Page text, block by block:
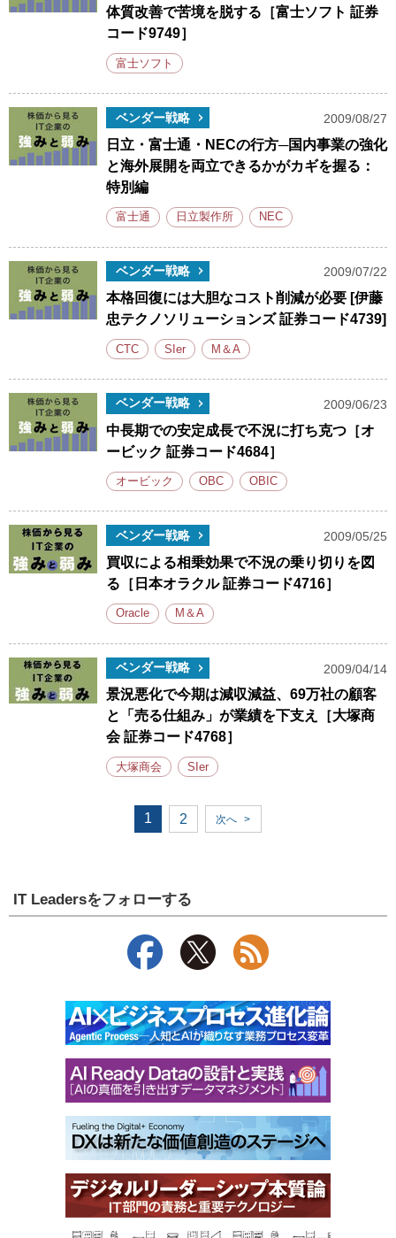
体質改善で苦境を脱する［富士ソフト 証券
コード9749］
富士ソフト
ベンダー戦略 2009/08/27
日立・富士通・NECの行方─国内事業の強化
と海外展開を両立できるかがカギを握る：
特別編
富士通 日立製作所 NEC
ベンダー戦略 2009/07/22
本格回復には大胆なコスト削減が必要 [伊藤
忠テクノソリューションズ 証券コード4739]
CTC SIer M＆A
ベンダー戦略 2009/06/23
中長期での安定成長で不況に打ち克つ［オ
ービック 証券コード4684］
オービック OBC OBIC
ベンダー戦略 2009/05/25
買収による相乗効果で不況の乗り切りを図
る［日本オラクル 証券コード4716］
Oracle M＆A
ベンダー戦略 2009/04/14
景況悪化で今期は減収減益、69万社の顧客
と「売る仕組み」が業績を下支え［大塚商
会 証券コード4768］
大塚商会 SIer
1 2 次へ >
IT Leadersをフォローする